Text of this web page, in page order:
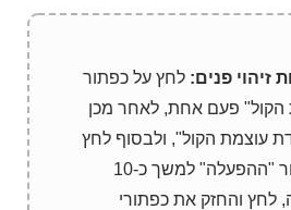
זיהוי פנים: לחץ על כפתור
הקול" פעם אחת, לאחר מכן
עוצמת הקול", ולבסוף לחץ
והחזק את כפתור "ההפעלה" למשך כ-10
לחץ והחזק את כפתורי